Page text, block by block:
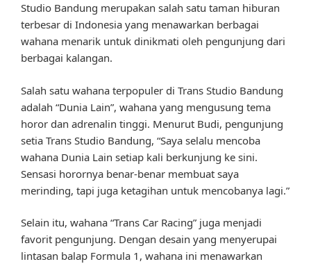
Studio Bandung merupakan salah satu taman hiburan
terbesar di Indonesia yang menawarkan berbagai
wahana menarik untuk dinikmati oleh pengunjung dari
berbagai kalangan.
Salah satu wahana terpopuler di Trans Studio Bandung
adalah “Dunia Lain”, wahana yang mengusung tema
horor dan adrenalin tinggi. Menurut Budi, pengunjung
setia Trans Studio Bandung, “Saya selalu mencoba
wahana Dunia Lain setiap kali berkunjung ke sini.
Sensasi horornya benar-benar membuat saya
merinding, tapi juga ketagihan untuk mencobanya lagi.”
Selain itu, wahana “Trans Car Racing” juga menjadi
favorit pengunjung. Dengan desain yang menyerupai
lintasan balap Formula 1, wahana ini menawarkan